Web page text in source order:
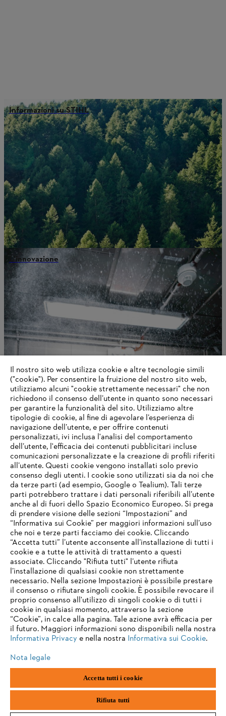
Informazioni su STIHL
L'innovazione
Soluzioni digitali
Informazioni per i fornitori
I prodotti
Contatto
Carriera
Sistema Whistleblower
ANDREAS STIHL AG & Co. KG ©2023
Il nostro sito web utilizza cookie e altre tecnologie simili
("cookie"). Per consentire la fruizione del nostro sito web,
utilizziamo alcuni "cookie strettamente necessari" che non
richiedono il consenso dell’utente in quanto sono necessari
per garantire la funzionalità del sito. Utilizziamo altre
tipologie di cookie, al fine di agevolare l’esperienza di
navigazione dell’utente, e per offrire contenuti
personalizzati, ivi inclusa l'analisi del comportamento
dell’utente, l'efficacia dei contenuti pubblicitari incluse
comunicazioni personalizzate e la creazione di profili riferiti
all’utente. Questi cookie vengono installati solo previo
consenso degli utenti. I cookie sono utilizzati sia da noi che
da terze parti (ad esempio, Google o Tealium). Tali terze
parti potrebbero trattare i dati personali riferibili all’utente
anche al di fuori dello Spazio Economico Europeo. Si prega
di prendere visione delle sezioni “Impostazioni” and
“Informativa sui Cookie” per maggiori informazioni sull’uso
che noi e terze parti facciamo dei cookie. Cliccando
“Accetta tutti” l’utente acconsente all’installazione di tutti i
cookie e a tutte le attività di trattamento a questi
associate. Cliccando "Rifiuta tutti" l’utente rifiuta
l’installazione di qualsiasi cookie non strettamente
necessario. Nella sezione Impostazioni è possibile prestare
il consenso o rifiutare singoli cookie. È possibile revocare il
proprio consenso all'utilizzo di singoli cookie o di tutti i
cookie in qualsiasi momento, attraverso la sezione
“Cookie”, in calce alla pagina. Tale azione avrà efficacia per
il futuro. Maggiori informazioni sono disponibili nella nostra
Informativa Privacy e nella nostra Informativa sui Cookie.
Nota legale
Accetta tutti i cookie
Rifiuta tutti